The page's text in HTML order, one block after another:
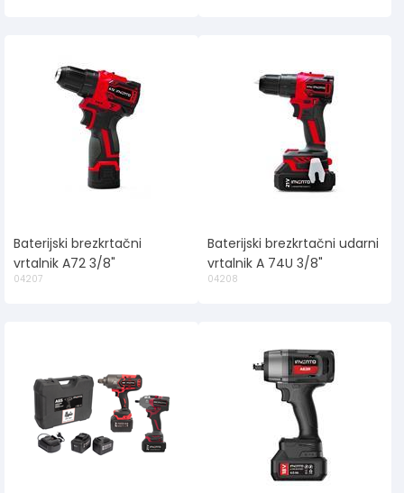
Baterijski brezkrtačni
vrtalnik A72 3/8"
04207
Baterijski brezkrtačni udarni
vrtalnik A 74U 3/8"
04208